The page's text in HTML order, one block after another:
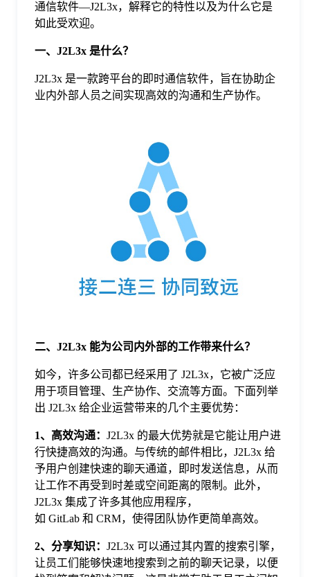
常
见
通信软件—J2L3x，解释它的特性以及为什么它是
如此受欢迎。
一、J2L3x 是什么？
J2L3x 是一款跨平台的即时通信软件，旨在协助企
业内外部人员之间实现高效的沟通和生产协作。
二、J2L3x 能为公司内外部的工作带来什么？
如今，许多公司都已经采用了 J2L3x，它被广泛应
用于项目管理、生产协作、交流等方面。下面列举
出 J2L3x 给企业运营带来的几个主要优势：
1、高效沟通： J2L3x 的最大优势就是它能让用户进
行快捷高效的沟通。与传统的邮件相比，J2L3x 给
予用户创建快速的聊天通道，即时发送信息，从而
让工作不再受到时差或空间距离的限制。此外，
J2L3x 集成了许多其他应用程序，
如 GitLab 和 CRM，使得团队协作更简单高效。
2、分享知识： J2L3x 可以通过其内置的搜索引擎，
让员工们能够快速地搜索到之前的聊天记录，以便